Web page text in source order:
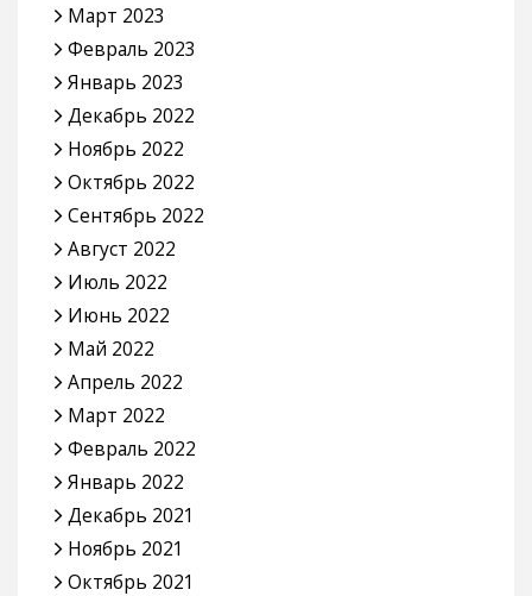
Март 2023
Февраль 2023
Январь 2023
Декабрь 2022
Ноябрь 2022
Октябрь 2022
Сентябрь 2022
Август 2022
Июль 2022
Июнь 2022
Май 2022
Апрель 2022
Март 2022
Февраль 2022
Январь 2022
Декабрь 2021
Ноябрь 2021
Октябрь 2021